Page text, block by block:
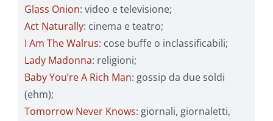
Glass Onion: video e televisione;
Act Naturally: cinema e teatro;
I Am The Walrus: cose buffe o inclassificabili;
Lady Madonna: religioni;
Baby You’re A Rich Man: gossip da due soldi
(ehm);
Tomorrow Never Knows: giornali, giornaletti,